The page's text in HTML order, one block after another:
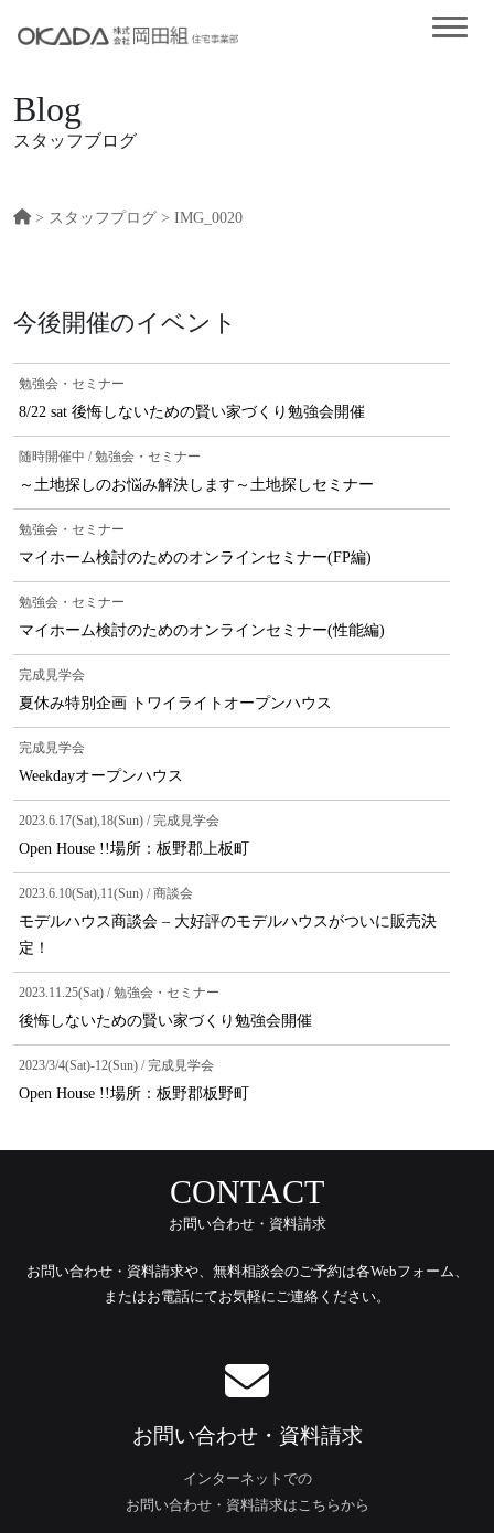
Blog
スタッフブログ
> スタッフプログ > IMG_0020
今後開催のイベント
勉強会・セミナー
8/22 sat 後悔しないための賢い家づくり勉強会開催
随時開催中 / 勉強会・セミナー
～土地探しのお悩み解決します～土地探しセミナー
勉強会・セミナー
マイホーム検討のためのオンラインセミナー(FP編)
勉強会・セミナー
マイホーム検討のためのオンラインセミナー(性能編)
完成見学会
夏休み特別企画 トワイライトオープンハウス
完成見学会
Weekdayオープンハウス
2023.6.17(Sat),18(Sun) / 完成見学会
Open House !!場所：板野郡上板町
2023.6.10(Sat),11(Sun) / 商談会
モデルハウス商談会 – 大好評のモデルハウスがついに販売決
定！
2023.11.25(Sat) / 勉強会・セミナー
後悔しないための賢い家づくり勉強会開催
2023/3/4(Sat)-12(Sun) / 完成見学会
Open House !!場所：板野郡板野町
CONTACT
お問い合わせ・資料請求
お問い合わせ・資料請求や、無料相談会のご予約は各Webフォーム、
またはお電話にてお気軽にご連絡ください。
お問い合わせ・資料請求
インターネットでの
お問い合わせ・資料請求はこちらから